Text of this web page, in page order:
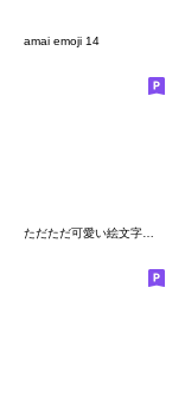
amai emoji 14
ただただ可愛い絵文字♡pocaママ 第二弾